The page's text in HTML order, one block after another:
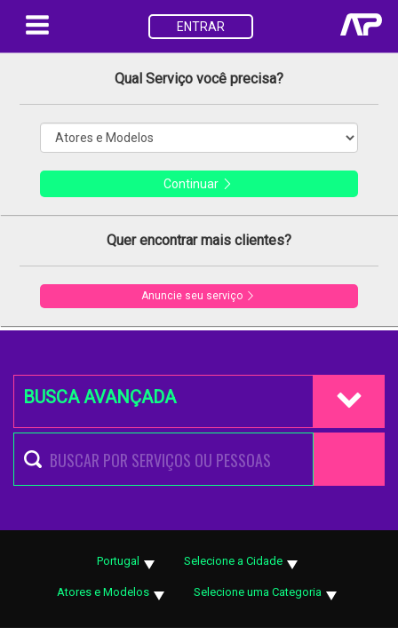
ENTRAR
Qual Serviço você precisa?
Continuar
Quer encontrar mais clientes?
Anuncie seu serviço
BUSCA AVANÇADA
Portugal Selecione a Cidade
Atores e Modelos Selecione uma Categoria